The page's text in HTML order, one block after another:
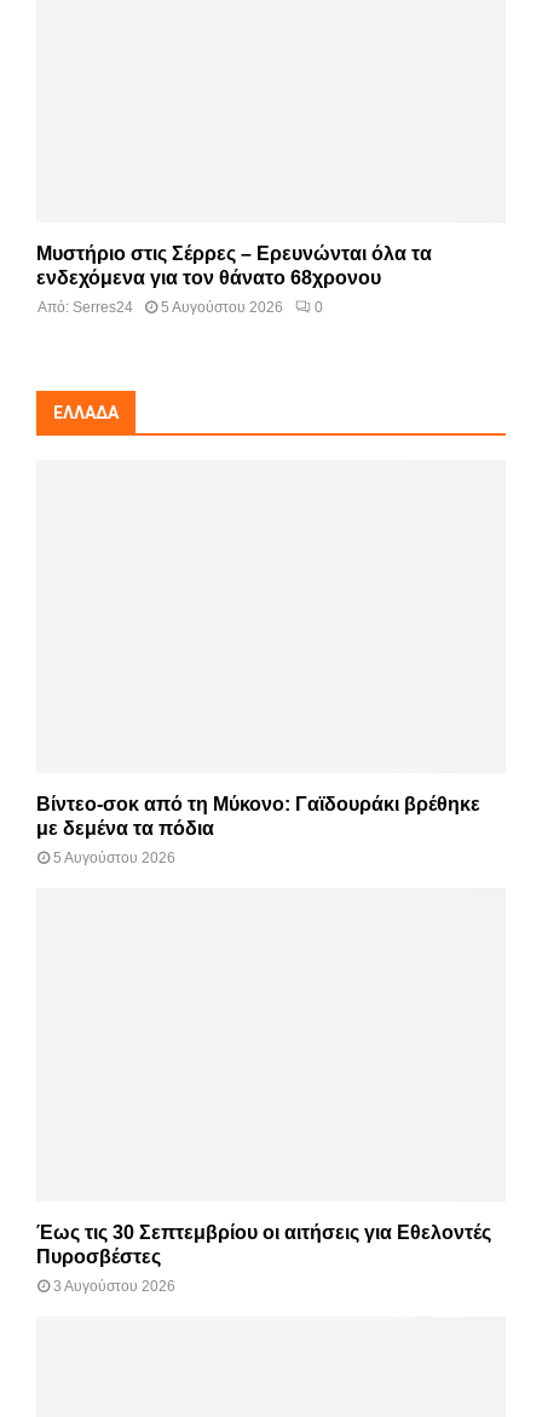
Μυστήριο στις Σέρρες – Ερευνώνται όλα τα
ενδεχόμενα για τον θάνατο 68χρονου
Από: Serres24 5 Αυγούστου 2026 0
ΕΛΛΆΔΑ
Βίντεο-σοκ από τη Μύκονο: Γαϊδουράκι βρέθηκε
με δεμένα τα πόδια
5 Αυγούστου 2026
Έως τις 30 Σεπτεμβρίου οι αιτήσεις για Εθελοντές
Πυροσβέστες
3 Αυγούστου 2026